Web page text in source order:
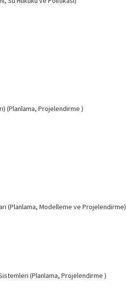
(Planlama, Projelendirme )
(Planlama, Modelleme ve Projelendirme)
(Planlama, Projelendirme )